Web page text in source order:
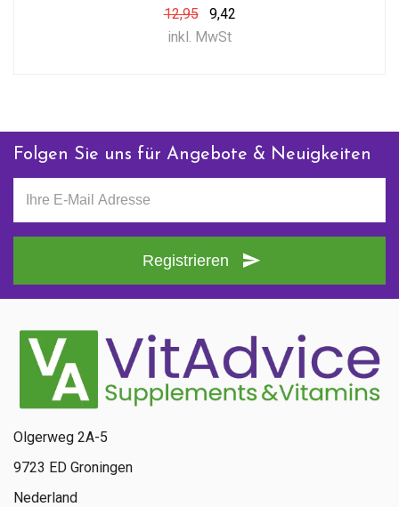
12,95
9,42
inkl. MwSt
Folgen Sie uns für Angebote & Neuigkeiten
Registrieren
Olgerweg 2A-5
9723 ED Groningen
Nederland